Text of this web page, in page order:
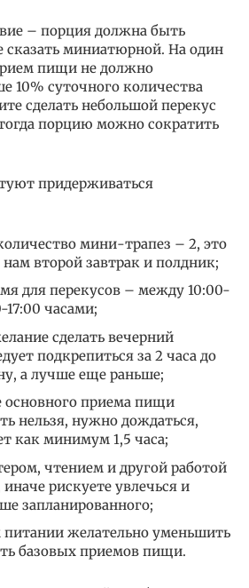
– порция должна быть
сказать миниатюрной. На один
пищи не должно
10% суточного количества
сделать небольшой перекус
порцию можно сократить
придерживаться
мини-трапез – 2, это
второй завтрак и полдник;
для перекусов – между 10:00-
17:00 часами;
сделать вечерний
подкрепиться за 2 часа до
а лучше еще раньше;
основного приема пищи
нельзя, нужно дождаться,
как минимум 1,5 часа;
чтением и другой работой
иначе рискуете увлечься и
запланированного;
питании желательно уменьшить
базовых приемов пищи.